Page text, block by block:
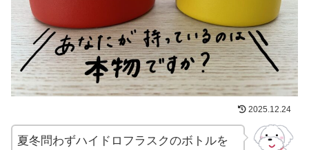
2025.12.24
夏冬問わずハイドロフラスクのボトルを